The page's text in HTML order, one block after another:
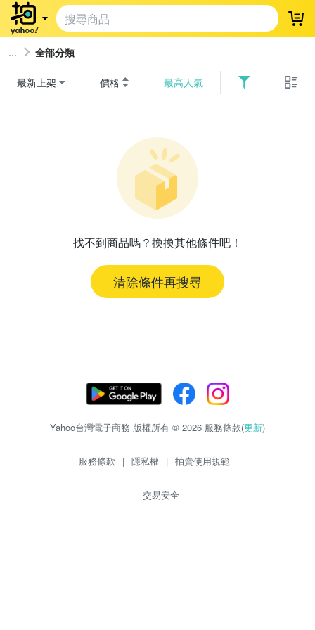
登
全部分類
最新上架 價格 最高人氣
找不到商品嗎？換換其他條件吧！
清除條件再搜尋
Yahoo台灣電子商務 版權所有 © 2026 服務條款(更新)
服務條款 | 隱私權 | 拍賣使用規範
交易安全